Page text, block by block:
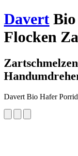
Davert
Flocken
Davert Bio Hafer